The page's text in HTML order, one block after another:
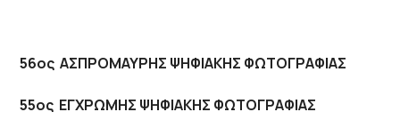
56ος ΑΣΠΡΟΜΑΥΡΗΣ ΨΗΦΙΑΚΗΣ ΦΩΤΟΓΡΑΦΙΑΣ
55ος ΕΓΧΡΩΜΗΣ ΨΗΦΙΑΚΗΣ ΦΩΤΟΓΡΑΦΙΑΣ